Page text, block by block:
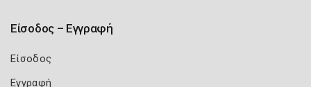
Είσοδος – Εγγραφή
Είσοδος
Εγγραφή